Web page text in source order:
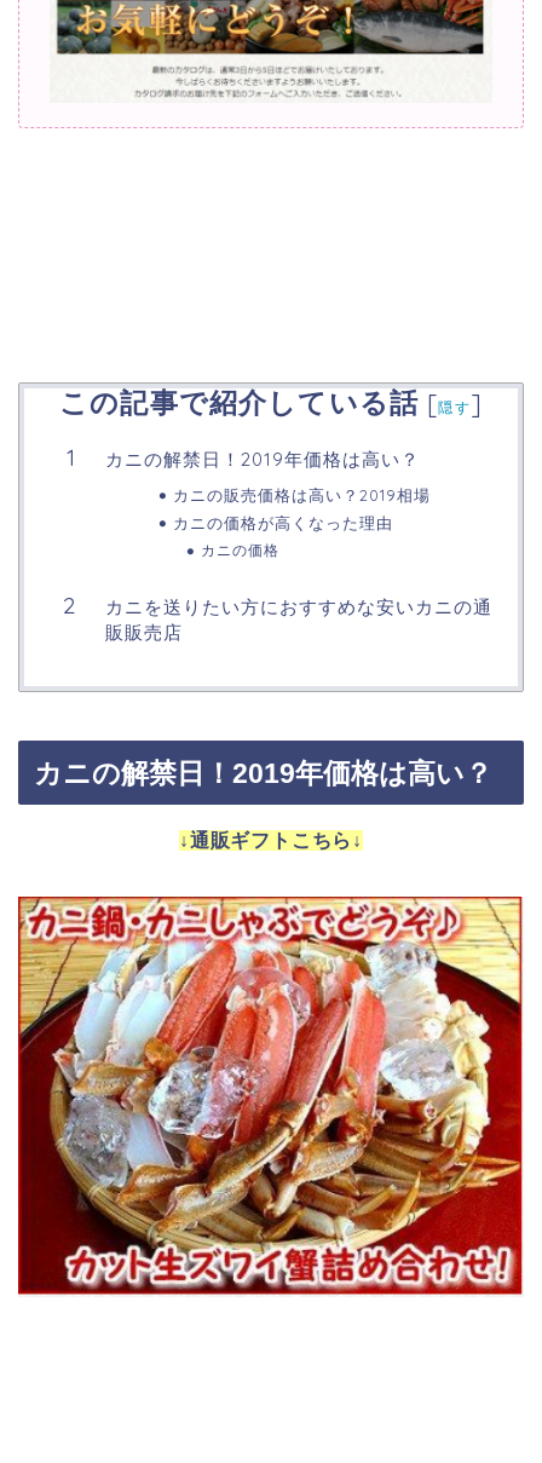
この記事で紹介している話 [隠す]
カニの解禁日！2019年価格は高い？
カニの販売価格は高い？2019相場
カニの価格が高くなった理由
カニの価格
カニを送りたい方におすすめな安いカニの通
販販売店
カニの解禁日！2019年価格は高い？
↓通販ギフトこちら↓